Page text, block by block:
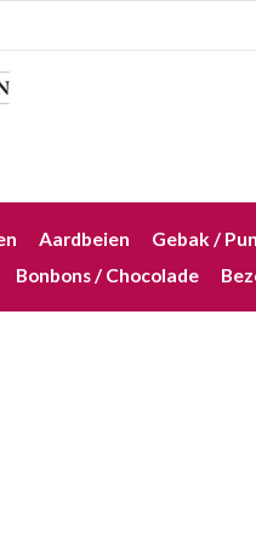
Aardbeien
Gebak /
Bonbons / Chocolade